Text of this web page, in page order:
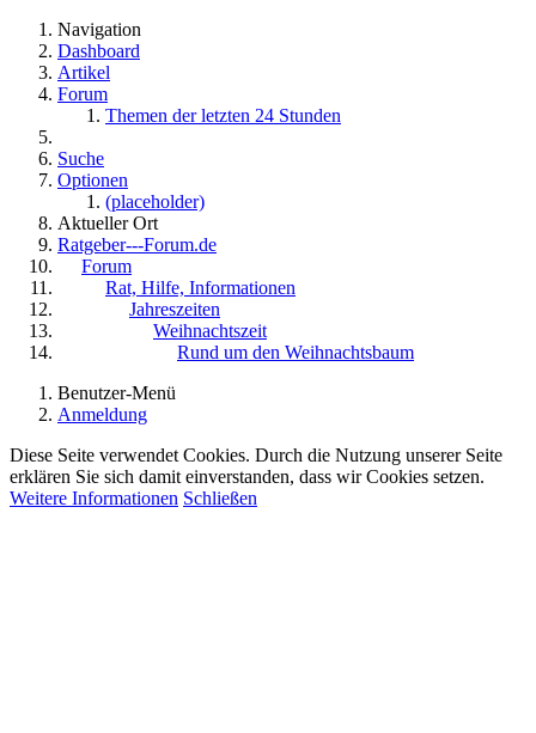
Navigation
Dashboard
Artikel
Forum
Themen der letzten 24 Stunden
Suche
Optionen
(placeholder)
Aktueller Ort
Ratgeber---Forum.de
Forum
Rat, Hilfe, Informationen
Jahreszeiten
Weihnachtszeit
Rund um den Weihnachtsbaum
Benutzer-Menü
Anmeldung
Diese Seite verwendet Cookies. Durch die Nutzung unserer Seite
erklären Sie sich damit einverstanden, dass wir Cookies setzen.
Weitere Informationen Schließen